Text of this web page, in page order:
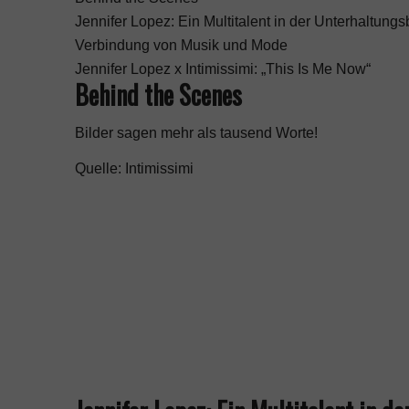
Jennifer Lopez: Ein Multitalent in der
Verbindung von Musik und Mode
Jennifer Lopez x Intimissimi: „This Is Me Now“
Behind the Scenes
Bilder sagen mehr als tausend Worte!
Quelle: Intimissimi